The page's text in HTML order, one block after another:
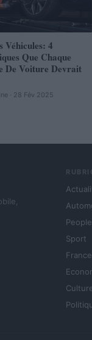
Véhicules: 4
Que Chaque
De Voiture Devrait
· 28 Fév 2025
People
Sport
France